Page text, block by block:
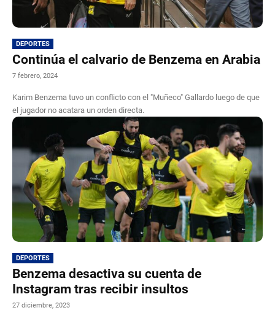
DEPORTES
Continúa el calvario de Benzema en Arabia
7 febrero, 2024
Karim Benzema tuvo un conflicto con el "Muñeco" Gallardo luego de que
el jugador no acatara un orden directa.
DEPORTES
Benzema desactiva su cuenta de
Instagram tras recibir insultos
27 diciembre, 2023